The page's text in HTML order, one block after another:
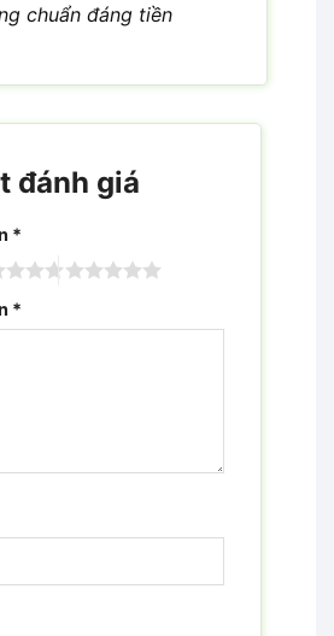
chuẩn đáng tiền
đánh giá
*
*